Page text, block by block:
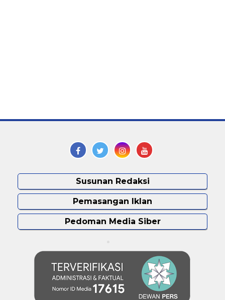
Susunan Redaksi
Pemasangan Iklan
Pedoman Media Siber